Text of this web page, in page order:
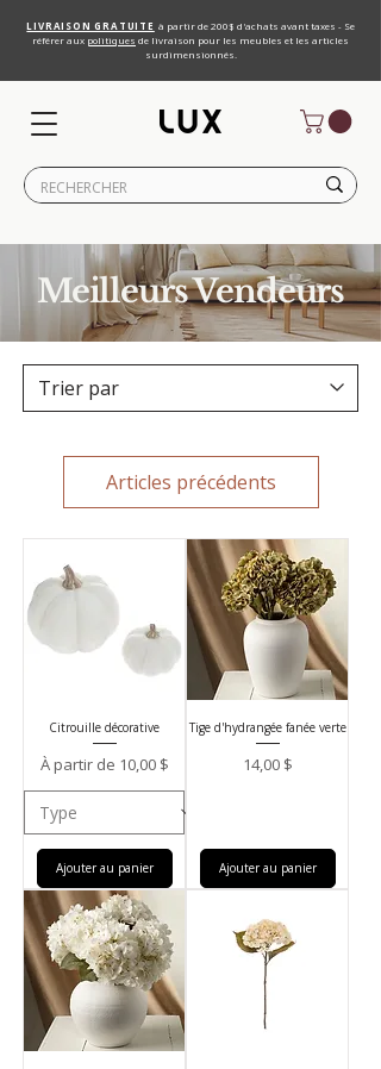
LIVRAISON GRATUITE à partir de 200$ d'achats avant taxes - Se
référer aux politiques de livraison pour les meubles et les articles
surdimensionnés.
Meilleurs Vendeurs
Articles précédents
Citrouille décorative
À partir de 10,00 $
Prix promotionnel
Ajouter au panier
Tige d'hydrangée fanée verte
Prix
14,00 $
Ajouter au panier